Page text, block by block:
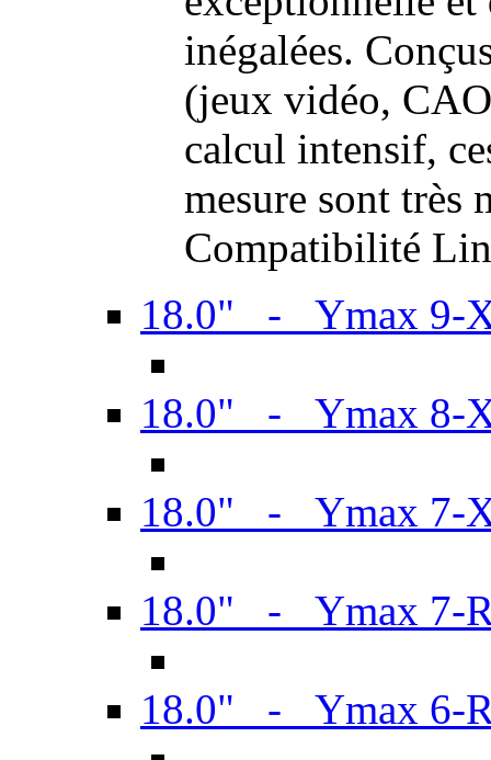
inégalées.
(jeux vidéo,
calcul intensif,
mesure sont très
Compatibilité
18.0" - Ymax 9-
18.0" - Ymax 8-
18.0" - Ymax 7-
18.0" - Ymax 7-
18.0" - Ymax 6-